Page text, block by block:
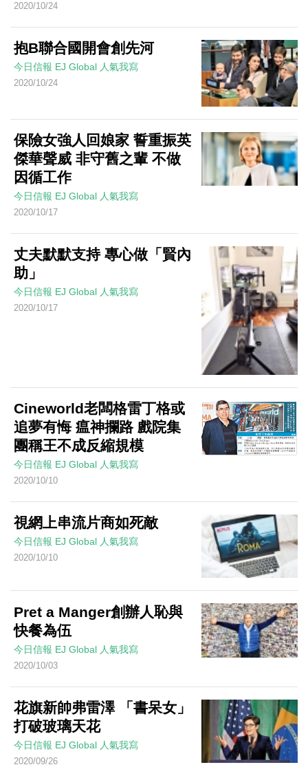
2020/10/24
抱B聯合國開會創先河
今日信報 EJ Global 人氣我寫
2020/10/24
保險女強人回娘家 誓重振英
傑華聲威 非守舊之輩 不做
因循工作
今日信報 EJ Global 人氣我寫
2020/10/17
丈夫默默支持 專心做「賢內
助」
今日信報 EJ Global 人氣我寫
2020/10/17
Cineworld老闆格雷丁格或
追夢有悔 瘟神攔路 戲院集
團稱王不成反縮規模
今日信報 EJ Global 人氣我寫
2020/10/10
視網上串流片商如死敵
今日信報 EJ Global 人氣我寫
2020/10/10
Pret a Manger創辦人恥與
快餐為伍
今日信報 EJ Global 人氣我寫
2020/10/03
花旗新帥弗雷澤 「書呆女」
打破玻璃天花
今日信報 EJ Global 人氣我寫
2020/09/26